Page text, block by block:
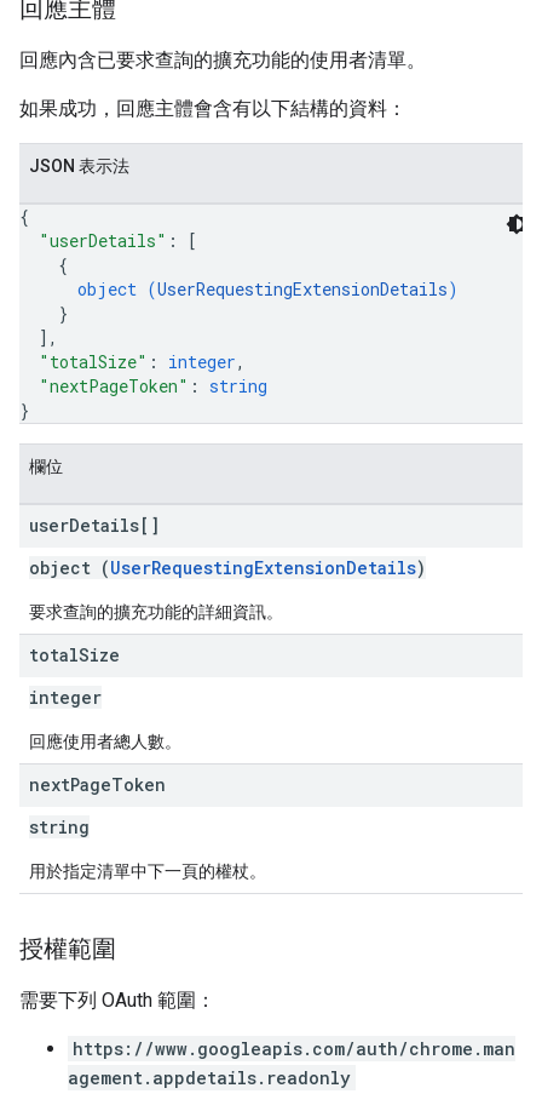
回應主體
回應內含已要求查詢的擴充功能的使用者清單。
如果成功，回應主體會含有以下結構的資料：
JSON 表示法
{
"userDetails" :
[
{
object (UserRequestingExtensionDetails)
}
] ,
"totalSize" : integer,
"nextPageToken" : string
}
欄位
userDetails[]
object (UserRequestingExtensionDetails)
要求查詢的擴充功能的詳細資訊。
totalSize
integer
回應使用者總人數。
nextPageToken
string
用於指定清單中下一頁的權杖。
授權範圍
需要下列 OAuth 範圍：
https://www.googleapis.com/auth/chrome.man
agement.appdetails.readonly